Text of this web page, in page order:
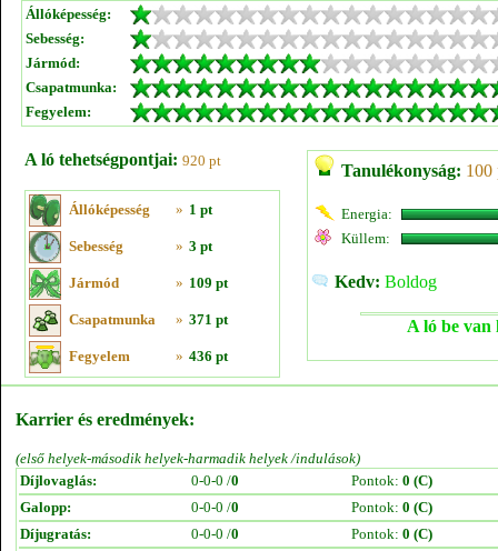
Állóképesség:
Sebesség:
Jármód:
Csapatmunka:
Fegyelem:
A ló tehetségpontjai: 920 pt
Állóképesség » 1 pt
Sebesség » 3 pt
Jármód » 109 pt
Csapatmunka » 371 pt
Fegyelem » 436 pt
Tanulékonyság: 100
Energia:
Küllem:
Kedv: Boldog
A ló be van
Karrier és eredmények:
(első helyek-második helyek-harmadik helyek /indulások)
Díjlovaglás:
0-0-0 /0 Pontok: 0 (C)
Galopp:
0-0-0 /0 Pontok: 0 (C)
Díjugratás:
0-0-0 /0 Pontok: 0 (C)